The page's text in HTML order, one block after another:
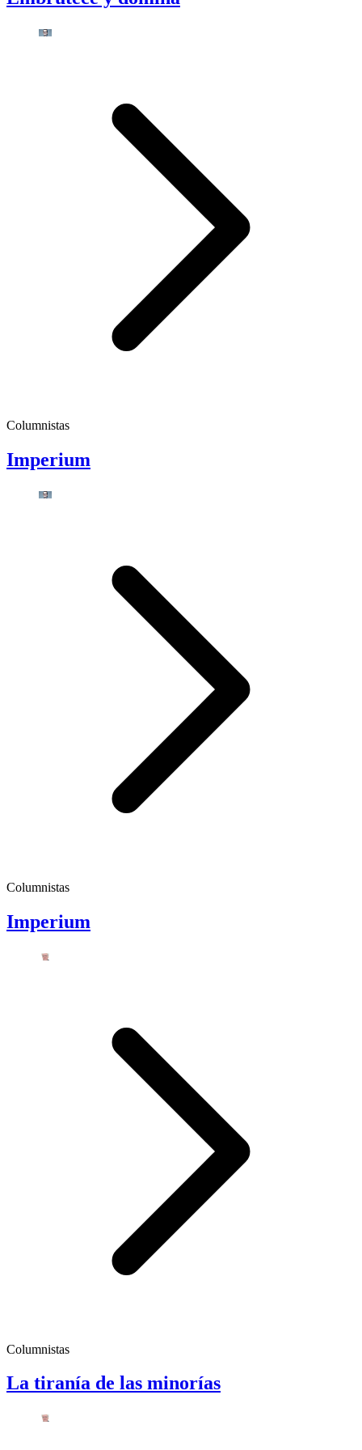
Columnistas
Imperium
Columnistas
Imperium
Columnistas
La tiranía de las minorías